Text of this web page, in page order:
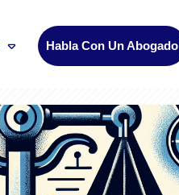
Habla Con Un Abogado